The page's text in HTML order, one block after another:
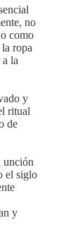
no
como
ropa
la
y
ritual
de
unción
el siglo
y